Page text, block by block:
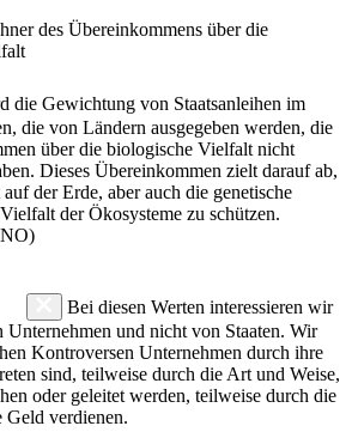
des Übereinkommens über die
die Gewichtung von Staatsanleihen im
die von Ländern ausgegeben werden, die
über die biologische Vielfalt nicht
Dieses Übereinkommen zielt darauf ab,
der Erde, aber auch die genetische
der Ökosysteme zu schützen.
Bei diesen Werten interessieren wir
und nicht von Staaten. Wir
Kontroversen Unternehmen durch ihre
sind, teilweise durch die Art und Weise,
oder geleitet werden, teilweise durch die
Geld verdienen.